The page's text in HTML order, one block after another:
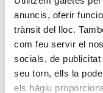
anuncis, oferir
trànsit del lloc.
com feu servir el
socials, de publicitat
seu torn, ells la
els hàgiu
BCN
Clàssics
programa
obres de
vuit
compositors
catalans